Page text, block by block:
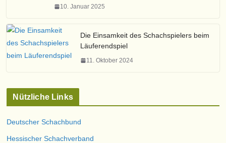
10. Januar 2025
Die Einsamkeit des Schachspielers beim
Läuferendspiel
11. Oktober 2024
Nützliche Links
Deutscher Schachbund
Hessischer Schachverband